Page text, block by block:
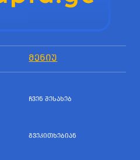
ᲛᲔᲜᲘᲣ
ᲩᲕᲔᲜ ᲨᲔᲡᲐᲮᲔᲑ
ᲒᲕᲔᲙᲘᲗᲮᲔᲑᲘᲐᲜ